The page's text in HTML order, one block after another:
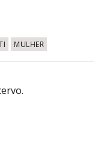
MULHER